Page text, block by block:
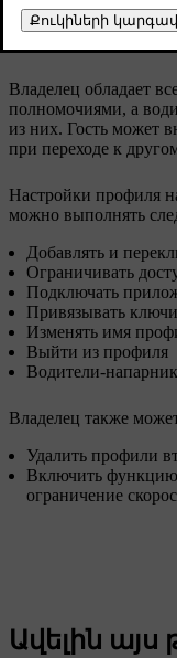
Водитель-
Владелец обладает
полномочиями, а
из них. Гость может
при переходе к
Настройки профиля
можно выполнять
Добавлять и
Ограничивать
Подключать
Привязывать
Изменять имя
Выйти из профиля
Водители-
Владелец также
Удалить профили
Включить функцию
ограничение
Ավելին այս